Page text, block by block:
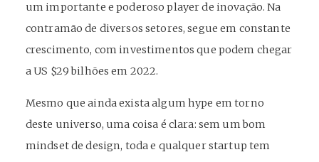
um importante e poderoso player de inovação. Na
contramão de diversos setores, segue em constante
crescimento, com investimentos que podem chegar
a US $29 bilhões em 2022.
Mesmo que ainda exista algum hype em torno
deste universo, uma coisa é clara: sem um bom
mindset de design, toda e qualquer startup tem